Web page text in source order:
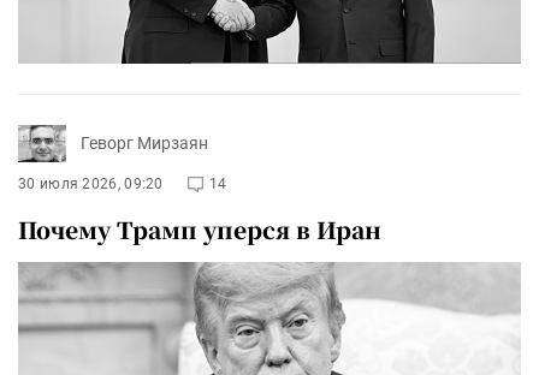
Геворг Мирзаян
30 июля 2026, 09:20 14
Почему Трамп уперся в Иран